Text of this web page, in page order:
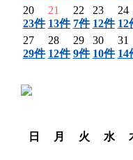
20
23件
21
13件
22
7件
23
12件
24
12
27
29件
28
12件
29
9件
30
10件
31
14
日
月 火 水